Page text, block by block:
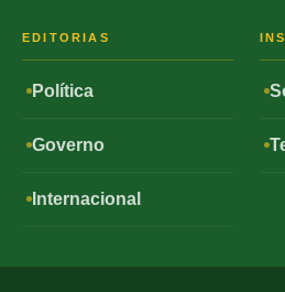
EDITORIAS
Política
Governo
Internacional